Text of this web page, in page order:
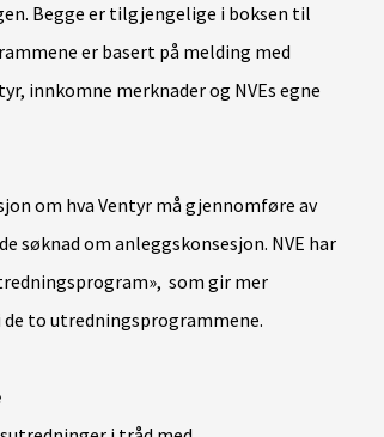
Begge er tilgjengelige i boksen til
er basert på melding med
innkomne merknader og NVEs egne
om hva Ventyr må gjennomføre av
søknad om anleggskonsesjon. NVE har
som gir mer
to utredningsprogrammene.